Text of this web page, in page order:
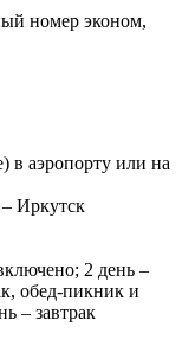
номер эконом,
в аэропорту или на
Иркутск
2 день –
обед-пикник и
– завтрак